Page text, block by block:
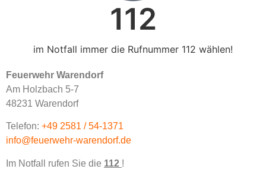
112
im Notfall immer die Rufnummer 112 wählen!
Feuerwehr Warendorf
Am Holzbach 5-7
48231 Warendorf
Telefon: +49 2581 / 54-1371
info@feuerwehr-warendorf.de
Im Notfall rufen Sie die 112 !